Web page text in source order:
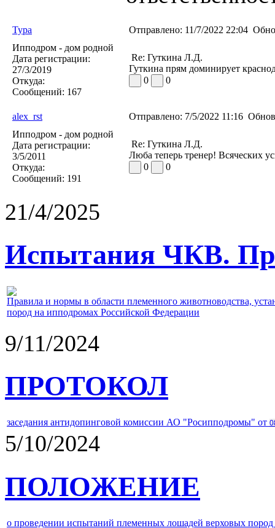
Typa Отправлено: 11/7/2022 22:04
Ипподром - дом родной
Дата регистрации:
27/3/2019
Откуда:
Сообщений: 167
Re: Гуткина Л.Д.
Гуткина прям доминирует
0
0
alex_rst Отправлено: 7/5/2022 11:16
Ипподром - дом родной
Дата регистрации:
3/5/2011
Откуда:
Сообщений: 191
Re: Гуткина Л.Д.
Люба теперь тренер! Всяческих
0
0
21/4/2025
Испытания ЧКВ.
Правила и нормы в области племенного животноводства,
пород на ипподромах Российской Федерации
9/11/2024
ПРОТОКОЛ
заседания антидопинговой комиссии АО "Росипподромы" от
5/10/2024
ПОЛОЖЕНИЕ
о проведении испытаний племенных лошадей верховых